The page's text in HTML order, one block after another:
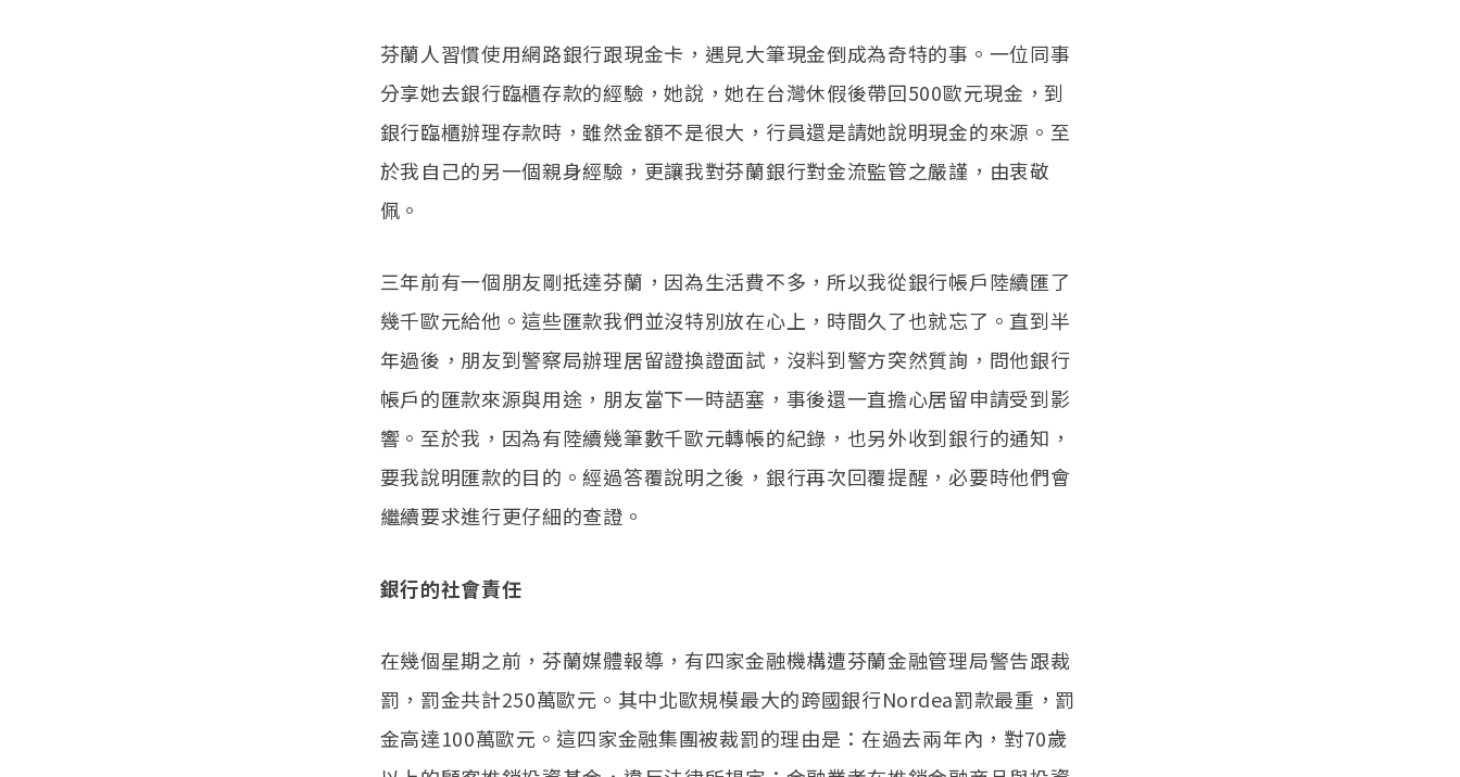
芬蘭人習慣使用網路銀行跟現金卡，遇見大筆現金倒成為奇特的事。一位同事
分享她去銀行臨櫃存款的經驗，她說，她在台灣休假後帶回500歐元現金，到
銀行臨櫃辦理存款時，雖然金額不是很大，行員還是請她說明現金的來源。至
於我自己的另一個親身經驗，更讓我對芬蘭銀行對金流監管之嚴謹，由衷敬
佩。
三年前有一個朋友剛抵達芬蘭，因為生活費不多，所以我從銀行帳戶陸續匯了
幾千歐元給他。這些匯款我們並沒特別放在心上，時間久了也就忘了。直到半
年過後，朋友到警察局辦理居留證換證面試，沒料到警方突然質詢，問他銀行
帳戶的匯款來源與用途，朋友當下一時語塞，事後還一直擔心居留申請受到影
響。至於我，因為有陸續幾筆數千歐元轉帳的紀錄，也另外收到銀行的通知，
要我說明匯款的目的。經過答覆說明之後，銀行再次回覆提醒，必要時他們會
繼續要求進行更仔細的查證。
銀行的社會責任
在幾個星期之前，芬蘭媒體報導，有四家金融機構遭芬蘭金融管理局警告跟裁
罰，罰金共計250萬歐元。其中北歐規模最大的跨國銀行Nordea罰款最重，罰
金高達100萬歐元。這四家金融集團被裁罰的理由是：在過去兩年內，對70歲